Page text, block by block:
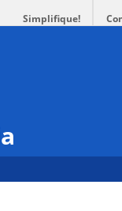
Simplifique!